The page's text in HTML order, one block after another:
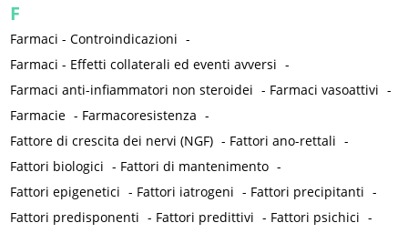
F
Farmaci - Controindicazioni -
Farmaci - Effetti collaterali ed eventi avversi -
Farmaci anti-infiammatori non steroidei - Farmaci vasoattivi -
Farmacie - Farmacoresistenza -
Fattore di crescita dei nervi (NGF) - Fattori ano-rettali -
Fattori biologici - Fattori di mantenimento -
Fattori epigenetici - Fattori iatrogeni - Fattori precipitanti -
Fattori predisponenti - Fattori predittivi - Fattori psichici -